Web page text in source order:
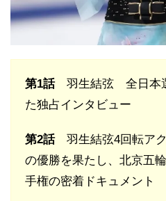
第1話 羽生結弦 全日本
た独占インタビュー
第2話羽生結弦4回転アク
の優勝を果たし、北京五
手権の密着ドキュメント